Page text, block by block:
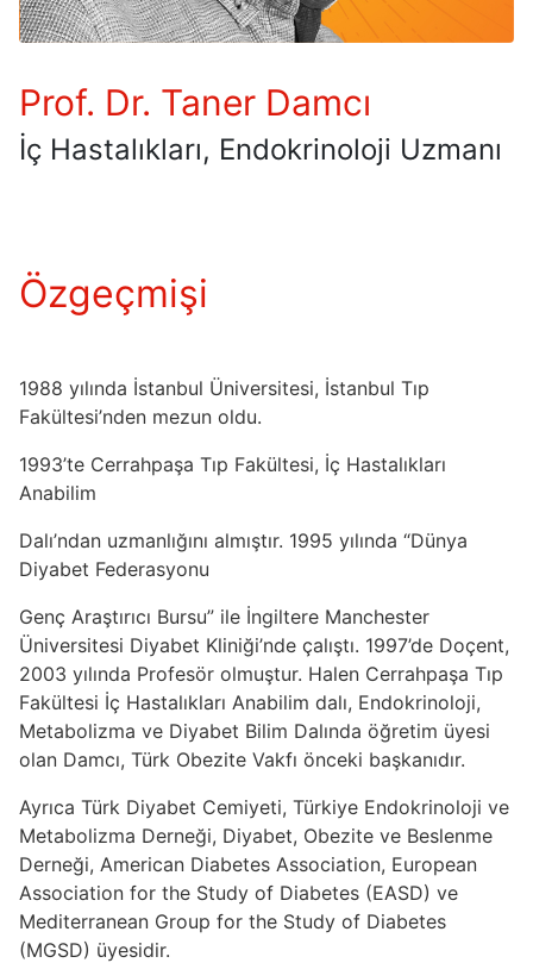
Prof. Dr. Taner Damcı
İç Hastalıkları, Endokrinoloji Uzmanı
Özgeçmişi
1988 yılında İstanbul Üniversitesi, İstanbul Tıp
Fakültesi’nden mezun oldu.
1993’te Cerrahpaşa Tıp Fakültesi, İç Hastalıkları
Anabilim
Dalı’ndan uzmanlığını almıştır. 1995 yılında “Dünya
Diyabet Federasyonu
Genç Araştırıcı Bursu” ile İngiltere Manchester
Üniversitesi Diyabet Kliniği’nde çalıştı. 1997’de Doçent,
2003 yılında Profesör olmuştur. Halen Cerrahpaşa Tıp
Fakültesi İç Hastalıkları Anabilim dalı, Endokrinoloji,
Metabolizma ve Diyabet Bilim Dalında öğretim üyesi
olan Damcı, Türk Obezite Vakfı önceki başkanıdır.
Ayrıca Türk Diyabet Cemiyeti, Türkiye Endokrinoloji ve
Metabolizma Derneği, Diyabet, Obezite ve Beslenme
Derneği, American Diabetes Association, European
Association for the Study of Diabetes (EASD) ve
Mediterranean Group for the Study of Diabetes
(MGSD) üyesidir.